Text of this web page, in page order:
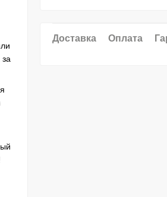
Доставка Оплата